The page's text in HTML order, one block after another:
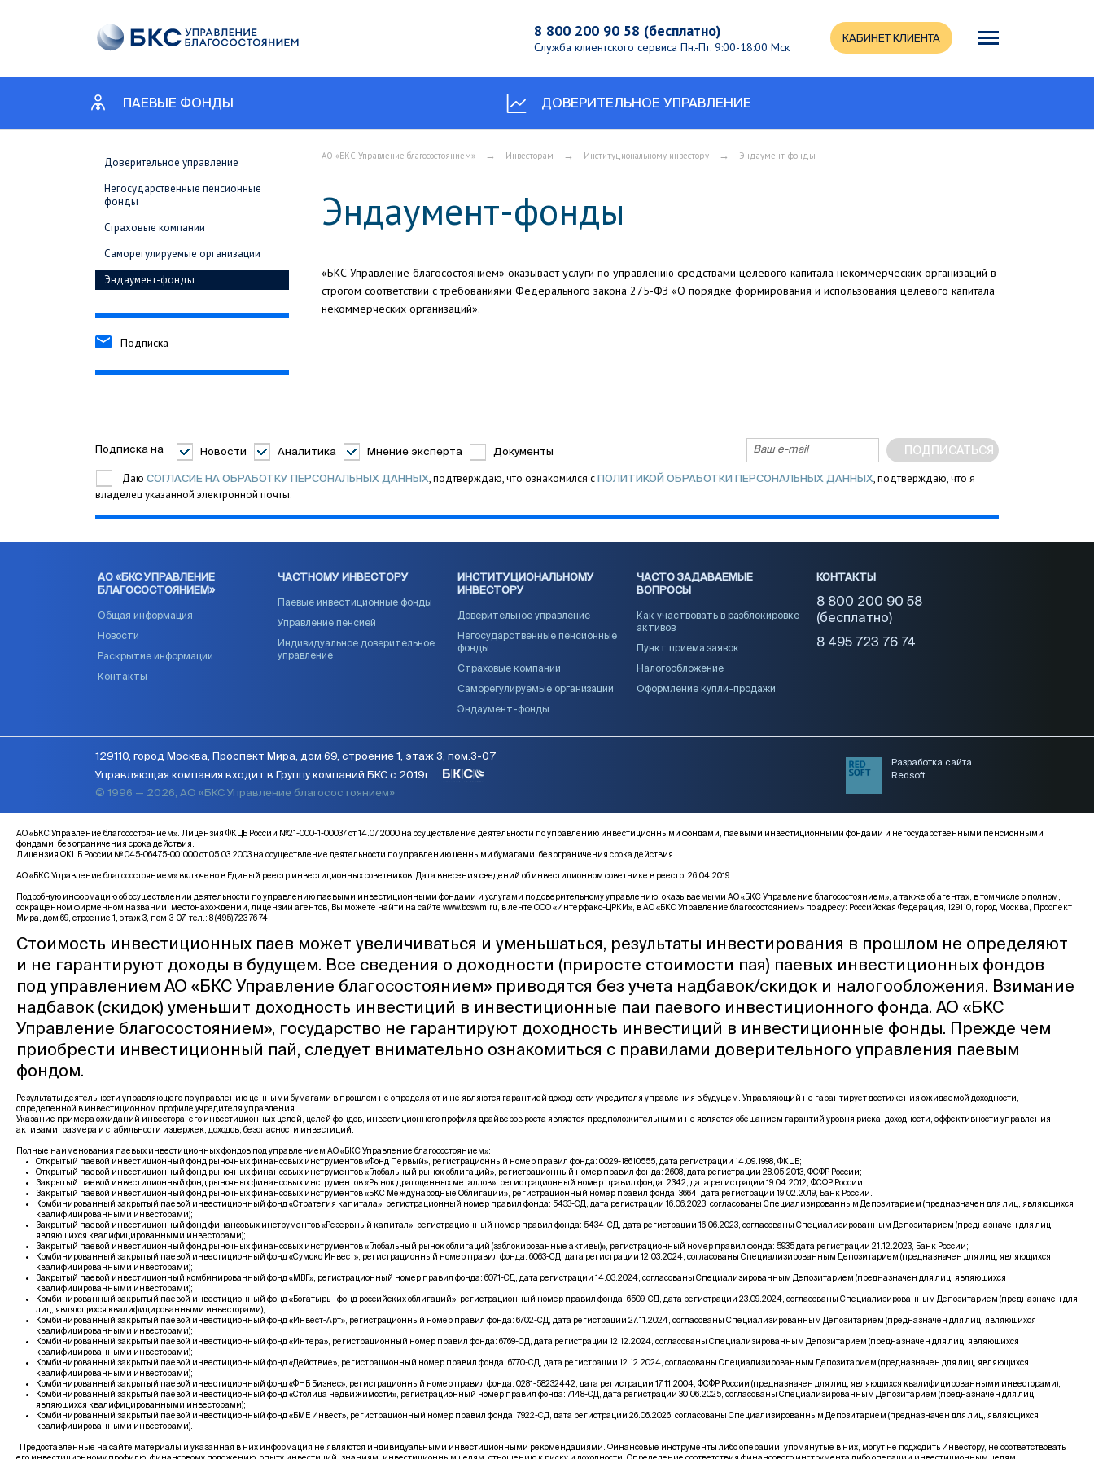
8 800 200 90 58 (бесплатно)
Служба клиентского сервиса Пн.-Пт. 9:00-18:00 Мск
КАБИНЕТ КЛИЕНТА
ПАЕВЫЕ ФОНДЫ ДОВЕРИТЕЛЬНОЕ УПРАВЛЕНИЕ
Доверительное управление
Негосударственные пенсионные
фонды
Страховые компании
Саморегулируемые организации
Эндаумент-фонды
Подписка
АО «БКС Управление благосостоянием» → Инвесторам → Институциональному инвестору → Эндаумент-фонды
Эндаумент-фонды
«БКС Управление благосостоянием» оказывает услуги по управлению средствами целевого капитала некоммерческих организаций в
строгом соответствии с требованиями Федерального закона 275-ФЗ «О порядке формирования и использования целевого капитала
некоммерческих организаций».
Подписка на Новости Аналитика Мнение эксперта Документы ПОДПИСАТЬСЯ
Даю СОГЛАСИЕ НА ОБРАБОТКУ ПЕРСОНАЛЬНЫХ ДАННЫХ, подтверждаю, что ознакомился с ПОЛИТИКОЙ ОБРАБОТКИ ПЕРСОНАЛЬНЫХ ДАННЫХ, подтверждаю, что я
владелец указанной электронной почты.
АО «БКС УПРАВЛЕНИЕ
БЛАГОСОСТОЯНИЕМ»
Общая информация
Новости
Раскрытие информации
Контакты
ЧАСТНОМУ ИНВЕСТОРУ
Паевые инвестиционные фонды
Управление пенсией
Индивидуальное доверительное
управление
ИНСТИТУЦИОНАЛЬНОМУ
ИНВЕСТОРУ
Доверительное управление
Негосударственные пенсионные
фонды
Страховые компании
Саморегулируемые организации
Эндаумент-фонды
ЧАСТО ЗАДАВАЕМЫЕ
ВОПРОСЫ
Как участвовать в разблокировке
активов
Пункт приема заявок
Налогообложение
Оформление купли-продажи
КОНТАКТЫ
8 800 200 90 58
(бесплатно)
8 495 723 76 74
129110, город Москва, Проспект Мира, дом 69, строение 1, этаж 3, пом.3-07
Управляющая компания входит в Группу компаний БКС с 2019г
© 1996 — 2026, АО «БКС Управление благосостоянием»
Разработка сайта
Redsoft
АО «БКС Управление благосостоянием». Лицензия ФКЦБ России №21-000-1-00037 от 14.07.2000 на осуществление деятельности по управлению инвестиционными фондами, паевыми инвестиционными фондами и негосударственными пенсионными
фондами, без ограничения срока действия.
Лицензия ФКЦБ России № 045-06475-001000 от 05.03.2003 на осуществление деятельности по управлению ценными бумагами, без ограничения срока действия.
АО «БКС Управление благосостоянием» включено в Единый реестр инвестиционных советников. Дата внесения сведений об инвестиционном советнике в реестр: 26.04.2019.
Подробную информацию об осуществлении деятельности по управлению паевыми инвестиционными фондами и услугами по доверительному управлению, оказываемыми АО «БКС Управление благосостоянием», а также об агентах, в том числе о полном,
сокращенном фирменном названии, местонахождении, лицензии агентов, Вы можете найти на сайте www.bcswm.ru , в ленте ООО «Интерфакс-ЦРКИ», в АО «БКС Управление благосостоянием» по адресу: Российская Федерация, 129110, город Москва, Проспект
Мира, дом 69, строение 1, этаж 3, пом.3-07, тел.: 8 (495) 723 76 74.
Стоимость инвестиционных паев может увеличиваться и уменьшаться, результаты инвестирования в прошлом не определяют
и не гарантируют доходы в будущем. Все сведения о доходности (приросте стоимости пая) паевых инвестиционных фондов
под управлением АО «БКС Управление благосостоянием» приводятся без учета надбавок/скидок и налогообложения. Взимание
надбавок (скидок) уменьшит доходность инвестиций в инвестиционные паи паевого инвестиционного фонда. АО «БКС
Управление благосостоянием», государство не гарантируют доходность инвестиций в инвестиционные фонды. Прежде чем
приобрести инвестиционный пай, следует внимательно ознакомиться с правилами доверительного управления паевым
фондом.
Результаты деятельности управляющего по управлению ценными бумагами в прошлом не определяют и не являются гарантией доходности учредителя управления в будущем. Управляющий не гарантирует достижения ожидаемой доходности,
определенной в инвестиционном профиле учредителя управления.
Указание примера ожиданий инвестора, его инвестиционных целей, целей фондов, инвестиционного профиля драйверов роста является предположительным и не является обещанием гарантий уровня риска, доходности, эффективности управления
активами, размера и стабильности издержек, доходов, безопасности инвестиций.
Полные наименования паевых инвестиционных фондов под управлением АО «БКС Управление благосостоянием»:
Открытый паевой инвестиционный фонд рыночных финансовых инструментов «Фонд Первый», регистрационный номер правил фонда: 0029-18610555, дата регистрации 14.09.1998, ФКЦБ;
Открытый паевой инвестиционный фонд рыночных финансовых инструментов «Глобальный рынок облигаций», регистрационный номер правил фонда: 2608, дата регистрации 28.05.2013, ФСФР России;
Закрытый паевой инвестиционный фонд рыночных финансовых инструментов «Рынок драгоценных металлов», регистрационный номер правил фонда: 2342, дата регистрации 19.04.2012, ФСФР России;
Закрытый паевой инвестиционный фонд рыночных финансовых инструментов «БКС Международные Облигации», регистрационный номер правил фонда: 3664, дата регистрации 19.02.2019, Банк России.
Комбинированный закрытый паевой инвестиционный фонд «Стратегия капитала», регистрационный номер правил фонда: 5433-СД, дата регистрации 16.06.2023, согласованы Специализированным Депозитарием (предназначен для лиц, являющихся
квалифицированными инвесторами);
Закрытый паевой инвестиционный фонд финансовых инструментов «Резервный капитал», регистрационный номер правил фонда: 5434-СД, дата регистрации 16.06.2023, согласованы Специализированным Депозитарием (предназначен для лиц,
являющихся квалифицированными инвесторами);
Закрытый паевой инвестиционный фонд рыночных финансовых инструментов «Глобальный рынок облигаций (заблокированные активы)», регистрационный номер правил фонда: 5935 дата регистрации 21.12.2023, Банк России;
Комбинированный закрытый паевой инвестиционный фонд «Сумоко Инвест», регистрационный номер правил фонда: 6063-СД, дата регистрации 12.03.2024, согласованы Специализированным Депозитарием (предназначен для лиц, являющихся
квалифицированными инвесторами);
Закрытый паевой инвестиционный комбинированный фонд «МВГ», регистрационный номер правил фонда: 6071-СД, дата регистрации 14.03.2024, согласованы Специализированным Депозитарием (предназначен для лиц, являющихся
квалифицированными инвесторами);
Комбинированный закрытый паевой инвестиционный фонд «Богатырь - фонд российских облигаций», регистрационный номер правил фонда: 6509-СД, дата регистрации 23.09.2024, согласованы Специализированным Депозитарием (предназначен для
лиц, являющихся квалифицированными инвесторами);
Комбинированный закрытый паевой инвестиционный фонд «Инвест-Арт», регистрационный номер правил фонда: 6702-СД, дата регистрации 27.11.2024, согласованы Специализированным Депозитарием (предназначен для лиц, являющихся
квалифицированными инвесторами);
Комбинированный закрытый паевой инвестиционный фонд «Интера», регистрационный номер правил фонда: 6769-СД, дата регистрации 12.12.2024, согласованы Специализированным Депозитарием (предназначен для лиц, являющихся
квалифицированными инвесторами);
Комбинированный закрытый паевой инвестиционный фонд «Действие», регистрационный номер правил фонда: 6770-СД, дата регистрации 12.12.2024, согласованы Специализированным Депозитарием (предназначен для лиц, являющихся
квалифицированными инвесторами);
Комбинированный закрытый паевой инвестиционный фонд «ФНБ Бизнес», регистрационный номер правил фонда: 0281-58232442, дата регистрации 17.11.2004, ФСФР России (предназначен для лиц, являющихся квалифицированными инвесторами);
Комбинированный закрытый паевой инвестиционный фонд «Столица недвижимости», регистрационный номер правил фонда: 7148-СД, дата регистрации 30.06.2025, согласованы Специализированным Депозитарием (предназначен для лиц,
являющихся квалифицированными инвесторами);
Комбинированный закрытый паевой инвестиционный фонд «БМЕ Инвест», регистрационный номер правил фонда: 7922-СД, дата регистрации 26.06.2026, согласованы Специализированным Депозитарием (предназначен для лиц, являющихся
квалифицированными инвесторами).
Предоставленные на сайте материалы и указанная в них информация не являются индивидуальными инвестиционными рекомендациями. Финансовые инструменты либо операции, упомянутые в них, могут не подходить Инвестору, не соответствовать